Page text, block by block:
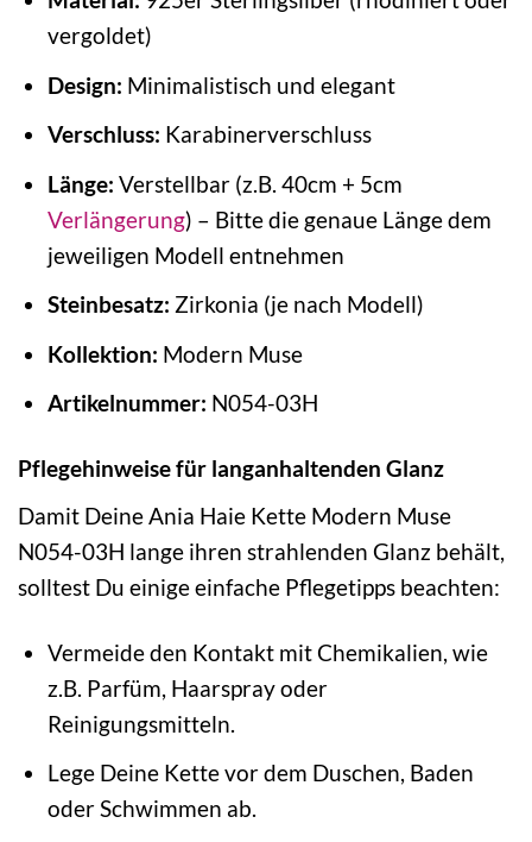
vergoldet)
Design: Minimalistisch und elegant
Verschluss: Karabinerverschluss
Länge: Verstellbar (z.B. 40cm + 5cm
Verlängerung) – Bitte die genaue Länge dem
jeweiligen Modell entnehmen
Steinbesatz: Zirkonia (je nach Modell)
Kollektion: Modern Muse
Artikelnummer: N054-03H
Pflegehinweise für langanhaltenden Glanz
Damit Deine Ania Haie Kette Modern Muse
N054-03H lange ihren strahlenden Glanz behält,
solltest Du einige einfache Pflegetipps beachten:
Vermeide den Kontakt mit Chemikalien, wie
z.B. Parfüm, Haarspray oder
Reinigungsmitteln.
Lege Deine Kette vor dem Duschen, Baden
oder Schwimmen ab.